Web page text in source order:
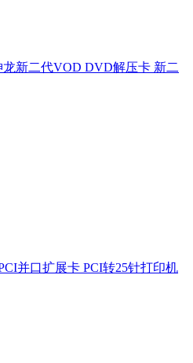
新二代VOD DVD解压卡 新二
并口扩展卡 PCI转25针打印机